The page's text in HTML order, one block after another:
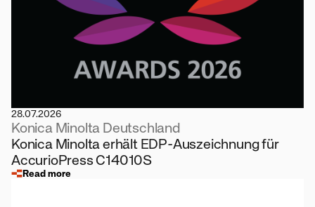
28.07.2026
Konica Minolta Deutschland
Konica Minolta erhält EDP-Auszeichnung für
AccurioPress C14010S
Read more